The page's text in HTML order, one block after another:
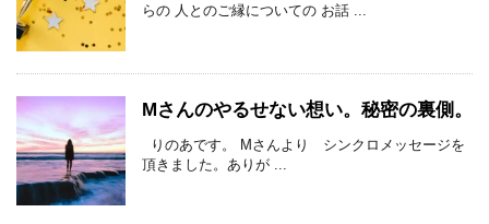
らの 人とのご縁についての お話 ...
Mさんのやるせない想い。秘密の裏側。
りのあです。 Mさんより シンクロメッセージを
頂きました。ありが ...